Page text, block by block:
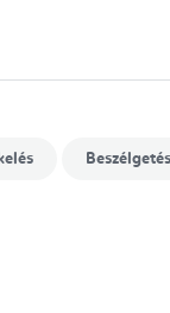
Beszélgetés